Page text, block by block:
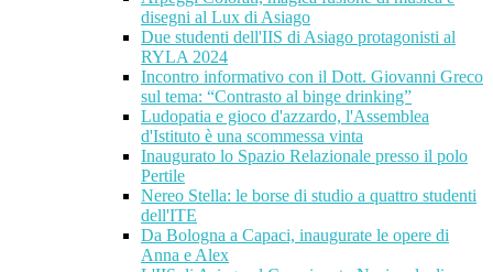
disegni al Lux di Asiago
Due studenti dell'IIS di Asiago protagonisti al
RYLA 2024
Incontro informativo con il Dott. Giovanni Greco
sul tema: “Contrasto al binge drinking”
Ludopatia e gioco d'azzardo, l'Assemblea
d'Istituto è una scommessa vinta
Inaugurato lo Spazio Relazionale presso il polo
Pertile
Nereo Stella: le borse di studio a quattro studenti
dell'ITE
Da Bologna a Capaci, inaugurate le opere di
Anna e Alex